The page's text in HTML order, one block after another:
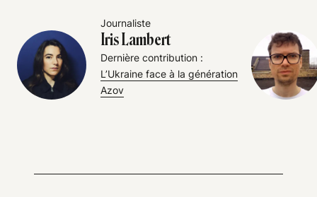
Journaliste
Iris Lambert
Dernière contribution :
L’Ukraine face à la génération
Azov